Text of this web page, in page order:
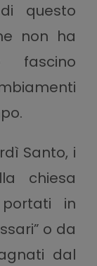
questo
non ha
Santo, i
chiesa
in
o da
dal